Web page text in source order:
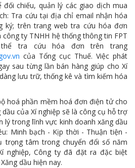
chiếu, quản lý các giao dịch mua
Tra cứu tại địa chỉ email nhận hóa
ký; trên trang web tra cứu hóa đơn
công ty TNHH hệ thống thông tin FPT
tra cứu hóa đơn trên trang
của Tổng cục Thuế. Việc phát
sau từng lần bán hàng giúp cho Xí
lưu trữ, thống kê và tìm kiếm hóa
phần mềm hoá đơn điện tử cho
dầu của Xí nghiệp sẽ là công cụ hỗ trợ
lý trong lĩnh vực kinh doanh xăng dầu
Minh bạch - Kịp thời - Thuận tiện -
trọng tâm trong chuyển đổi số năm
nghiệp, Công ty đã đặt ra đặc biệt
dầu hiện nay.